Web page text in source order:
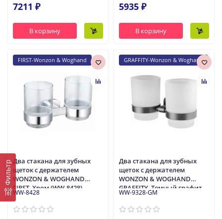
Фильтр
7211 ₽
В корзину
5935 ₽
В корзину
FIRST-Wonzon & Woghand
Два стакана для зубных
щеток с держателем
WONZON & WOGHAND
FIRST, Хром (WW-8428)
WW-8428
GRAFFITY-Wonzon & Woghand
Два стакана для зубных
щеток с держателем
WONZON & WOGHAND
GRAFFITY, Темный графит
(WW-9328-GM)
WW-9328-GM